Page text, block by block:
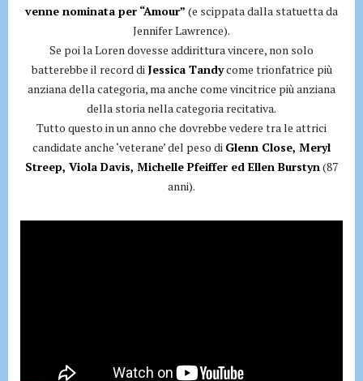
venne nominata per “Amour” (e scippata dalla statuetta da
Jennifer Lawrence).
Se poi la Loren dovesse addirittura vincere, non solo
batterebbe il record di Jessica Tandycome trionfatrice più
anziana della categoria, ma anche come vincitrice più anziana
della storia nella categoria recitativa.
Tutto questo in un anno che dovrebbe vedere tra le attrici
candidate anche ‘veterane’ del peso di Glenn Close, Meryl
Streep, Viola Davis, Michelle Pfeiffer ed Ellen Burstyn(87
anni).